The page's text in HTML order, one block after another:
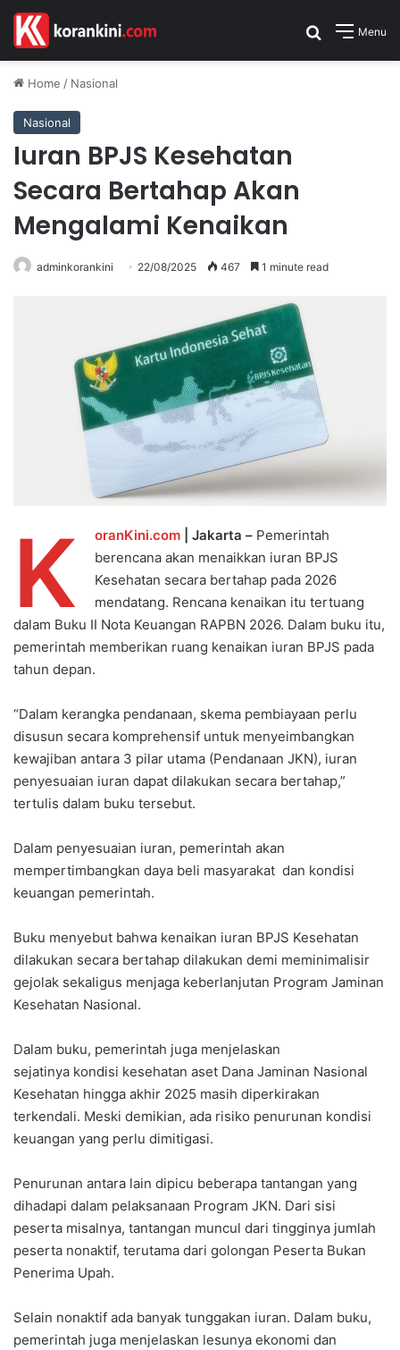
Menu
Search for
Home / Nasional
Nasional
Iuran BPJS Kesehatan
Secara Bertahap Akan
Mengalami Kenaikan
adminkorankini 22/08/2025 467 1 minute read
K oranKini.com | Jakarta – Pemerintah
berencana akan menaikkan iuran BPJS
Kesehatan secara bertahap pada 2026
mendatang. Rencana kenaikan itu tertuang
dalam Buku II Nota Keuangan RAPBN 2026. Dalam buku itu,
pemerintah memberikan ruang kenaikan iuran BPJS pada
tahun depan.
“Dalam kerangka pendanaan, skema pembiayaan perlu
disusun secara komprehensif untuk menyeimbangkan
kewajiban antara 3 pilar utama (Pendanaan JKN), iuran
penyesuaian iuran dapat dilakukan secara bertahap,”
tertulis dalam buku tersebut.
Dalam penyesuaian iuran, pemerintah akan
mempertimbangkan daya beli masyarakat dan kondisi
keuangan pemerintah.
Buku menyebut bahwa kenaikan iuran BPJS Kesehatan
dilakukan secara bertahap dilakukan demi meminimalisir
gejolak sekaligus menjaga keberlanjutan Program Jaminan
Kesehatan Nasional.
Dalam buku, pemerintah juga menjelaskan
sejatinya kondisi kesehatan aset Dana Jaminan Nasional
Kesehatan hingga akhir 2025 masih diperkirakan
terkendali. Meski demikian, ada risiko penurunan kondisi
keuangan yang perlu dimitigasi.
Penurunan antara lain dipicu beberapa tantangan yang
dihadapi dalam pelaksanaan Program JKN. Dari sisi
peserta misalnya, tantangan muncul dari tingginya jumlah
peserta nonaktif, terutama dari golongan Peserta Bukan
Penerima Upah.
Selain nonaktif ada banyak tunggakan iuran. Dalam buku,
pemerintah juga menjelaskan lesunya ekonomi dan